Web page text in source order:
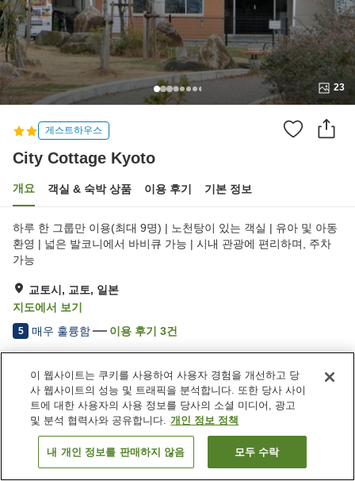
23
게스트하우스
City Cottage Kyoto
개요 객실 & 숙박 상품 이용 후기 기본 정보
하루 한 그룹만 이용(최대 9명) | 노천탕이 있는 객실 | 유아 및 아동
환영 | 넓은 발코니에서 바비큐 가능 | 시내 관광에 편리하며, 주차
가능
교토시, 교토, 일본
지도에서 보기
5 매우 훌륭함 이용 후기 3건
숙소 편의 시설/서비스
Wi-Fi
완전 금연
지정된 흡연 공간
자동판매기
일본 교토 교토시 City Cottage Kyoto
객실 보기
이 웹사이트는 쿠키를 사용하여 사용자 경험을 개선하고 당
사 웹사이트의 성능 및 트래픽을 분석합니다. 또한 당사 사이
트에 대한 사용자의 사용 정보를 당사의 소셜 미디어, 광고
및 분석 협력사와 공유합니다. 개인 정보 정책
내 개인 정보를 판매하지 않음 모두 수락